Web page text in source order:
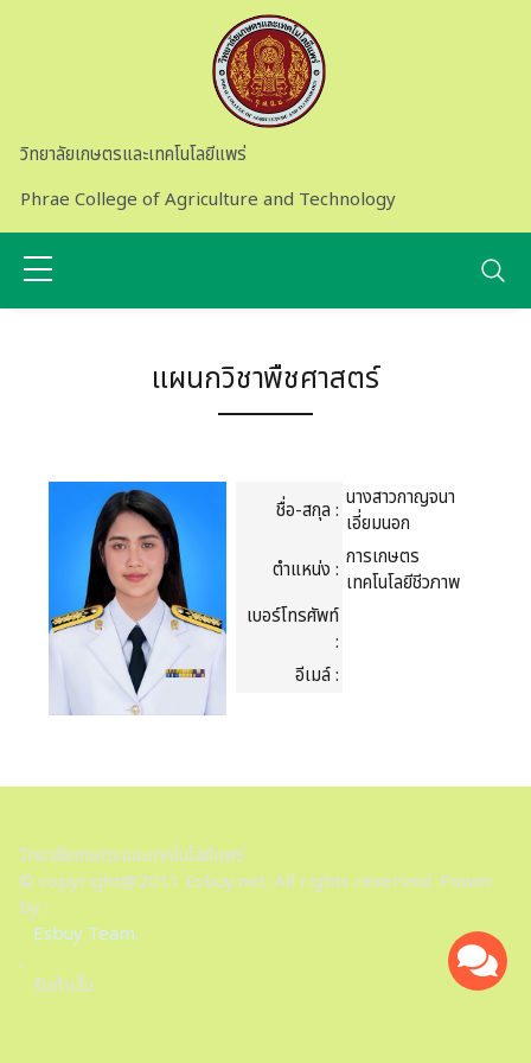
วิทยาลัยเกษตรและเทคโนโลยีแพร่
Phrae College of Agriculture and Technology
แผนกวิชาพืชศาสตร์
ชื่อ-สกุล : นางสาวกาญจนา
เอี่ยมนอก
ตำแหน่ง : การเกษตร
เทคโนโลยีชีวภาพ
เบอร์โทรศัพท์
:
อีเมล์ :
วิทยาลัยเกษตรและเทคโนโลยีแพร่
© copyright@2011 Esbuy.net. All rights reserved. Power
by :
Esbuy Team.
,
รับทำเว็บ